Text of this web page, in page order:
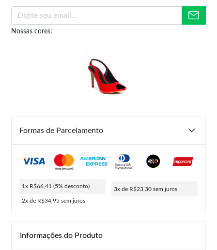
Nossas cores:
Formas de Parcelamento
1x R$66,41 (5% desconto)
2x de R$34,95 sem juros
3x de R$23,30 sem juros
Informações do Produto